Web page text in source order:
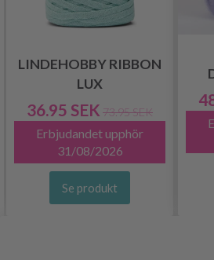
LINDEHOBBY RIBBON
LUX
36.95 SEK 73.95 SEK
Erbjudandet upphör
31/08/2026
Se produkt